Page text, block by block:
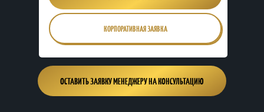
ОСТАВИТЬ ЗАЯВКУ МЕНЕДЖЕРУ НА КОНСУЛЬТАЦИЮ
КОРПОРАТИВНАЯ ЗАЯВКА